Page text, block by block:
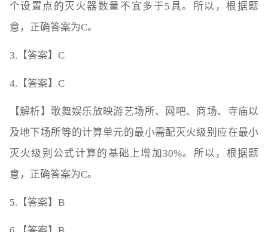
个设置点的灭火器数量不宜多于5具。所以，根据题
意，正确答案为C。
3.【答案】C
4.【答案】C
【解析】歌舞娱乐放映游艺场所、网吧、商场、寺庙以
及地下场所等的计算单元的最小需配灭火级别应在最小
灭火级别公式计算的基础上增加30%。所以，根据题
意，正确答案为C。
5.【答案】B